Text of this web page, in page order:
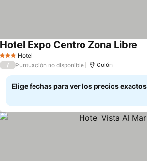
3 Estrellas
Hotel
Hotel Expo Centro Zona Libre
/ Puntuación no disponible Colón
Elige fechas para ver los precios exactos